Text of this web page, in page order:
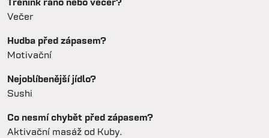
Večer
Hudba před zápasem?
Motivační
Nejoblíbenější jídlo?
Sushi
Co nesmí chybět před zápasem?
Aktivační masáž od Kuby.